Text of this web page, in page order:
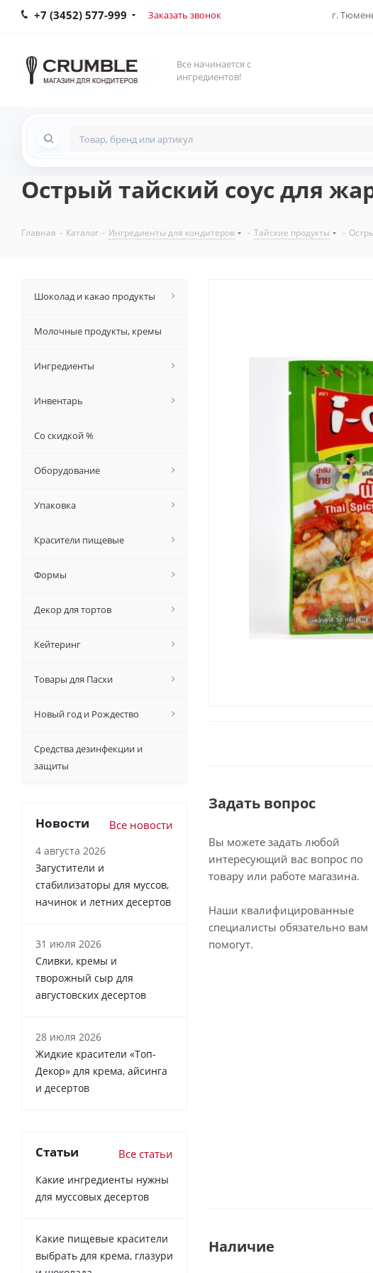
+7 (3452) 577-999 Заказать звонок г.
Все начинается с
ингредиентов!
Острый тайский соус для
Главная - Каталог - Ингредиенты для кондитеров - Тайские продукты -
Задать вопрос
Вы можете задать любой
интересующий вас вопрос по
товару или работе магазина.
Наши квалифицированные
специалисты обязательно вам
помогут.
Наличие
Шоколад и какао продукты
Молочные продукты, кремы
Ингредиенты
Инвентарь
Со скидкой %
Оборудование
Упаковка
Красители пищевые
Формы
Декор для тортов
Кейтеринг
Товары для Пасхи
Новый год и Рождество
Средства дезинфекции и
защиты
Новости Все новости
4 августа 2026
Загустители и
стабилизаторы для муссов,
начинок и летних десертов
31 июля 2026
Сливки, кремы и
творожный сыр для
августовских десертов
28 июля 2026
Жидкие красители «Топ-
Декор» для крема, айсинга
и десертов
Статьи Все статьи
Какие ингредиенты нужны
для муссовых десертов
Какие пищевые красители
выбрать для крема, глазури